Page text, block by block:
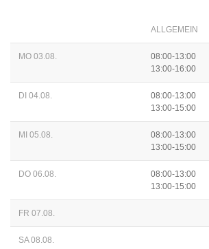
ALLGEMEIN
MO 03.08.
08:00-13:00
13:00-16:00
DI 04.08.
08:00-13:00
13:00-15:00
MI 05.08.
08:00-13:00
13:00-15:00
DO 06.08.
08:00-13:00
13:00-15:00
FR 07.08.
SA 08.08.